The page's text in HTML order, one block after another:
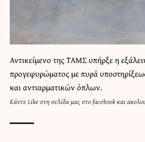
Αντικείμενο της ΤΑΜΣ υπήρξε η
προγεφυρώματος με πυρά
και αντιαρματικών όπλων.
ΚάντεLike στη σελίδα μας στο facebookκαι